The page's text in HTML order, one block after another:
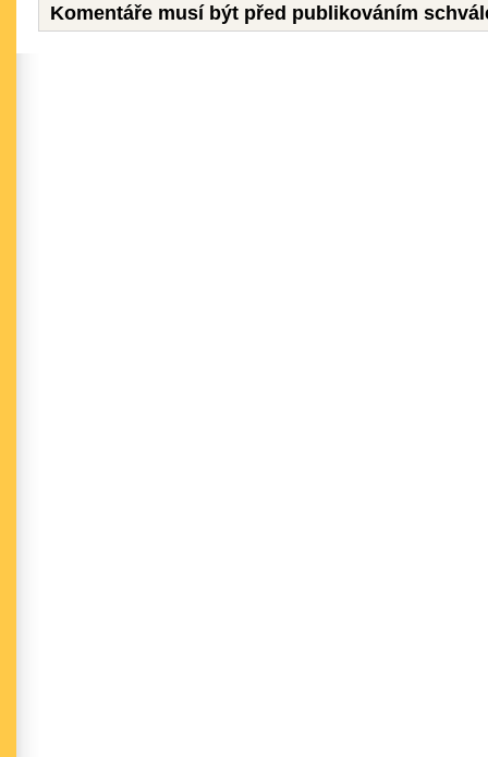
Komentáře musí být před publikováním